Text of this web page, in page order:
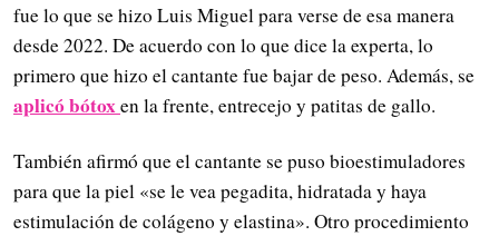
fue lo que se hizo Luis Miguel para verse de esa manera
desde 2022. De acuerdo con lo que dice la experta, lo
primero que hizo el cantante fue bajar de peso. Además, se
aplicó bótoxen la frente, entrecejo y patitas de gallo.
También afirmó que el cantante se puso bioestimuladores
para que la piel «se le vea pegadita, hidratada y haya
estimulación de colágeno y elastina». Otro procedimiento